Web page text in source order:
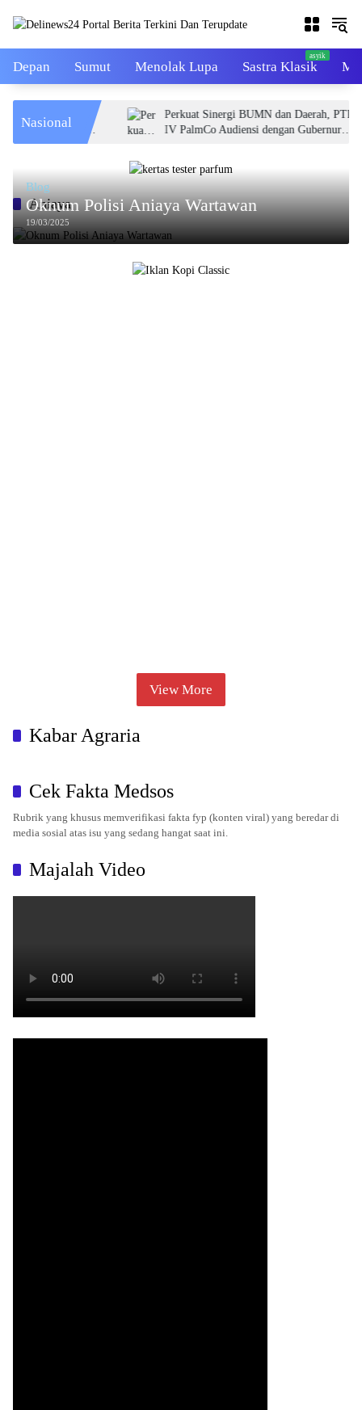
Depan Sumut Menolak Lupa Sastra Klasik
Nasional
Angkat 26
di Berbagai
Perkuat Sinergi BUMN dan Daerah, PTPN
IV PalmCo Audiensi dengan Gubernur
Aniaya
Blog
Oknum Polisi Aniaya Wartawan
19/03/2025
View More
Kabar Agraria
Cek Fakta Medsos
Rubrik yang khusus memverifikasi fakta fyp (konten viral) yang beredar di
media sosial atas isu yang sedang hangat saat ini.
Majalah Video